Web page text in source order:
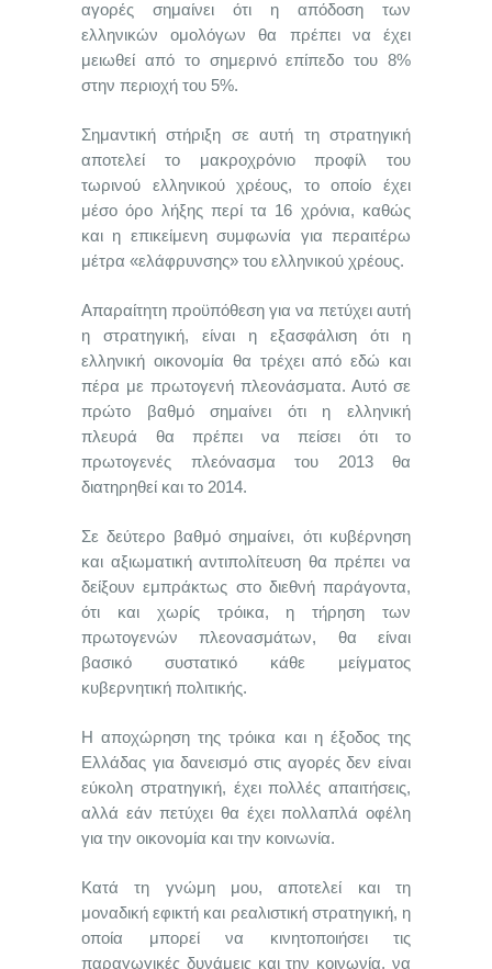
αγορές σημαίνει ότι η απόδοση των
ελληνικών ομολόγων θα πρέπει να έχει
μειωθεί από το σημερινό επίπεδο του 8%
στην περιοχή του 5%.
Σημαντική στήριξη σε αυτή τη στρατηγική
αποτελεί το μακροχρόνιο προφίλ του
τωρινού ελληνικού χρέους, το οποίο έχει
μέσο όρο λήξης περί τα 16 χρόνια, καθώς
και η επικείμενη συμφωνία για περαιτέρω
μέτρα «ελάφρυνσης» του ελληνικού χρέους.
Απαραίτητη προϋπόθεση για να πετύχει αυτή
η στρατηγική, είναι η εξασφάλιση ότι η
ελληνική οικονομία θα τρέχει από εδώ και
πέρα με πρωτογενή πλεονάσματα. Αυτό σε
πρώτο βαθμό σημαίνει ότι η ελληνική
πλευρά θα πρέπει να πείσει ότι το
πρωτογενές πλεόνασμα του 2013 θα
διατηρηθεί και το 2014.
Σε δεύτερο βαθμό σημαίνει, ότι κυβέρνηση
και αξιωματική αντιπολίτευση θα πρέπει να
δείξουν εμπράκτως στο διεθνή παράγοντα,
ότι και χωρίς τρόικα, η τήρηση των
πρωτογενών πλεονασμάτων, θα είναι
βασικό συστατικό κάθε μείγματος
κυβερνητική πολιτικής.
Η αποχώρηση της τρόικα και η έξοδος της
Ελλάδας για δανεισμό στις αγορές δεν είναι
εύκολη στρατηγική, έχει πολλές απαιτήσεις,
αλλά εάν πετύχει θα έχει πολλαπλά οφέλη
για την οικονομία και την κοινωνία.
Κατά τη γνώμη μου, αποτελεί και τη
μοναδική εφικτή και ρεαλιστική στρατηγική, η
οποία μπορεί να κινητοποιήσει τις
παραγωγικές δυνάμεις και την κοινωνία, να